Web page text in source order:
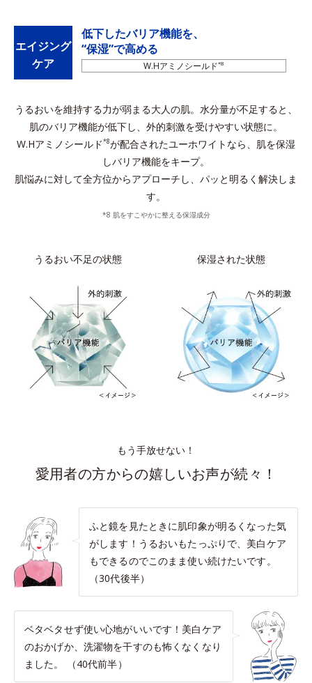
エイジング
ケア
低下したバリア機能を、
“保湿”で高める
W.Hアミノシールド*8
うるおいを維持する力が弱まる大人の肌。水分量が不足すると、
肌のバリア機能が低下し、外的刺激を受けやすい状態に。
W.Hアミノシールド*8が配合されたユーホワイトなら、肌を保湿
しバリア機能をキープ。
肌悩みに対して全方位からアプローチし、パッと明るく解決しま
す。
*8 肌をすこやかに整える保湿成分
うるおい不足の状態 保湿された状態
もう手放せない！
愛用者の方からの嬉しいお声が続々！
ふと鏡を見たときに肌印象が明るくなった気
がします！うるおいもたっぷりで、美白ケア
もできるのでこのまま使い続けたいです。
（30代後半）
ベタベタせず使い心地がいいです！美白ケア
のおかげか、洗濯物を干すのも怖くなくなり
ました。 （40代前半）